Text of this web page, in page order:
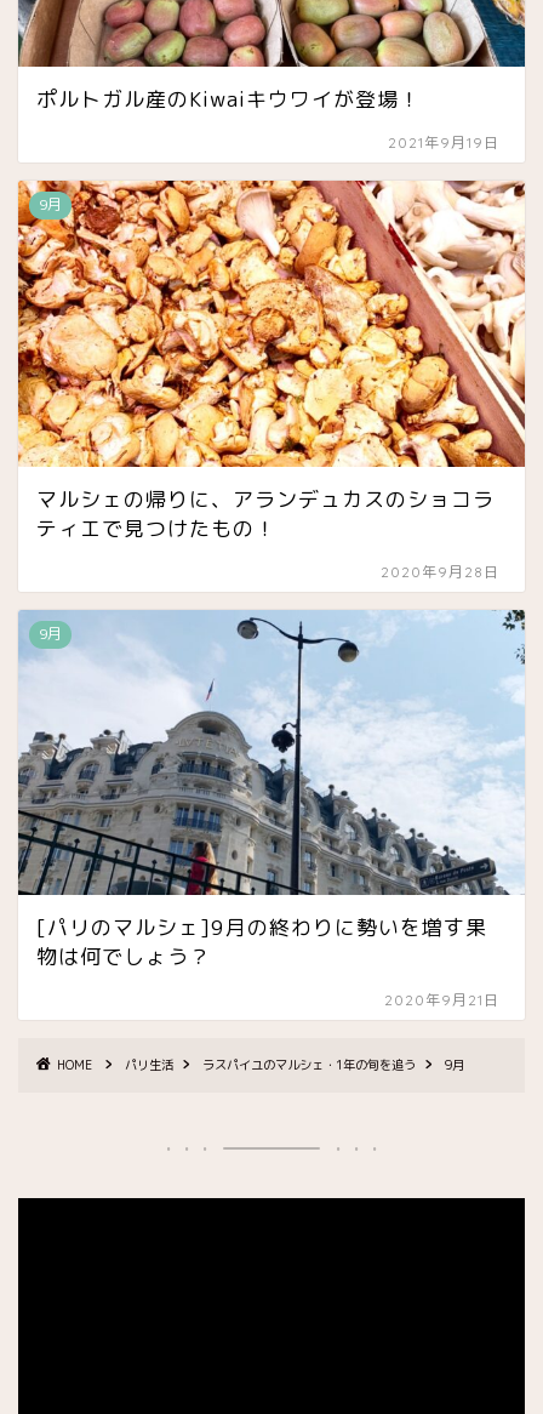
ポルトガル産のKiwaiキウワイが登場！
2021年9月19日
9月
マルシェの帰りに、アランデュカスのショコラ
ティエで見つけたもの！
2020年9月28日
9月
[パリのマルシェ]9月の終わりに勢いを増す果
物は何でしょう？
2020年9月21日
HOME パリ生活 ラスパイユのマルシェ・1年の旬を追う 9月